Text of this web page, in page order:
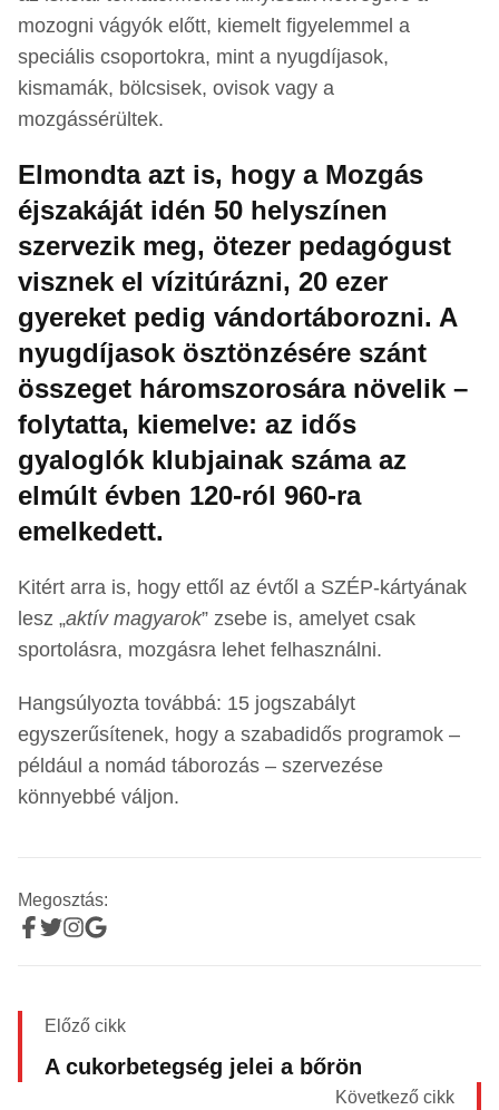
mozogni vágyók előtt, kiemelt figyelemmel a
speciális csoportokra, mint a nyugdíjasok,
kismamák, bölcsisek, ovisok vagy a
mozgássérültek.
Elmondta azt is, hogy a Mozgás
éjszakáját idén 50 helyszínen
szervezik meg, ötezer pedagógust
visznek el vízitúrázni, 20 ezer
gyereket pedig vándortáborozni. A
nyugdíjasok ösztönzésére szánt
összeget háromszorosára növelik –
folytatta, kiemelve: az idős
gyaloglók klubjainak száma az
elmúlt évben 120-ról 960-ra
emelkedett.
Kitért arra is, hogy ettől az évtől a SZÉP-kártyának
lesz „aktív magyarok” zsebe is, amelyet csak
sportolásra, mozgásra lehet felhasználni.
Hangsúlyozta továbbá: 15 jogszabályt
egyszerűsítenek, hogy a szabadidős programok –
például a nomád táborozás – szervezése
könnyebbé váljon.
Megosztás:
Előző cikk
A cukorbetegség jelei a bőrön
Következő cikk